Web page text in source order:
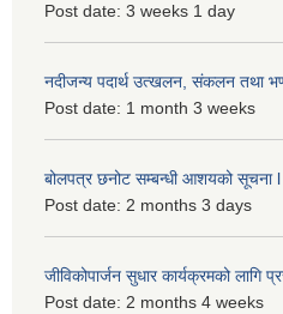
Post date: 3 weeks 1 day
नदीजन्य पदार्थ उत्खलन, संकलन तथा
Post date: 1 month 3 weeks
बोलपत्र छनोट सम्बन्धी आशयको सूचना l
Post date: 2 months 3 days
जीविकोपार्जन सुधार कार्यक्रमको
Post date: 2 months 4 weeks